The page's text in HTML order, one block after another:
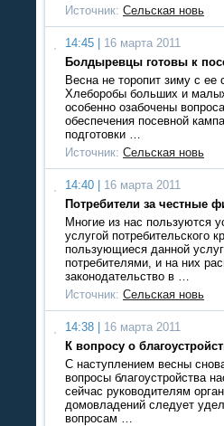
Источник: Сельская новь
14:45 |
16 марта 2011
Болдыревцы готовы к
Весна не торопит зиму с ее
Хлеборобы больших и
особенно озабочены
обеспечения посевной
подготовки …
Источник: Сельская новь
14:40 |
16 марта 2011
Потребители за честные
Многие из нас пользуются
услугой потребительского
пользующиеся данной
потребителями, и на них
законодательство в …
Источник: Сельская новь
14:38 |
16 марта 2011
К вопросу о
С наступлением весны
вопросы благоустройства
сейчас руководителям
домовладений следует
вопросам …